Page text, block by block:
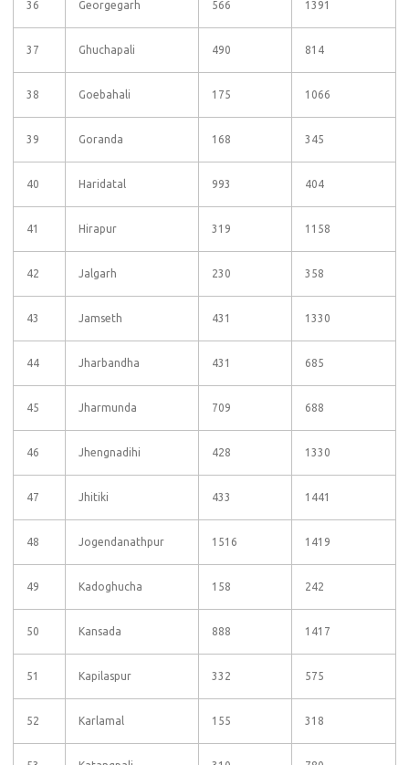
36 Georgegarh 566 1391
37 Ghuchapali 490 814
38 Goebahali 175 1066
39 Goranda 168 345
40 Haridatal 993 404
41 Hirapur 319 1158
42 Jalgarh 230 358
43 Jamseth 431 1330
44 Jharbandha 431 685
45 Jharmunda 709 688
46 Jhengnadihi 428 1330
47 Jhitiki 433 1441
48 Jogendanathpur 1516 1419
49 Kadoghucha 158 242
50 Kansada 888 1417
51 Kapilaspur 332 575
52 Karlamal 155 318